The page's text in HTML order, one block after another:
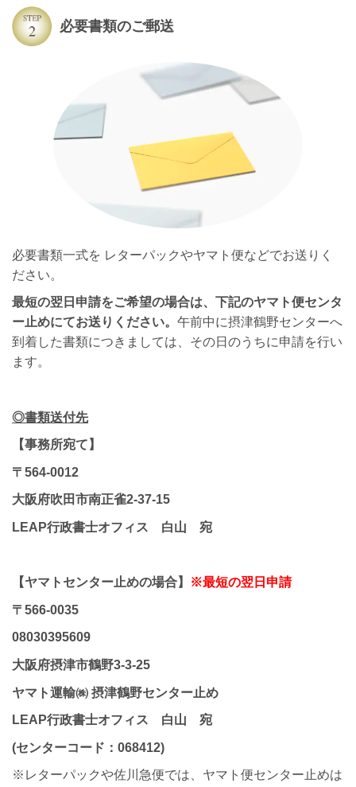
必要書類のご郵送
必要書類一式を レターパックやヤマト便などでお送りく
ださい。
最短の翌日申請をご希望の場合は、下記のヤマト便センタ
ー止めにてお送りください。 午前中に摂津鶴野センターへ
到着した書類につきましては、その日のうちに申請を行い
ます。
◎書類送付先
【事務所宛て】
〒564-0012
大阪府吹田市南正雀2-37-15
LEAP行政書士オフィス 白山 宛
【ヤマトセンター止めの場合】 ※最短の翌日申請
〒566-0035
08030395609
大阪府摂津市鶴野3-3-25
ヤマト運輸㈱ 摂津鶴野センター止め
LEAP行政書士オフィス 白山 宛
(センターコード：068412)
※レターパックや佐川急便では、ヤマト便センター止めは